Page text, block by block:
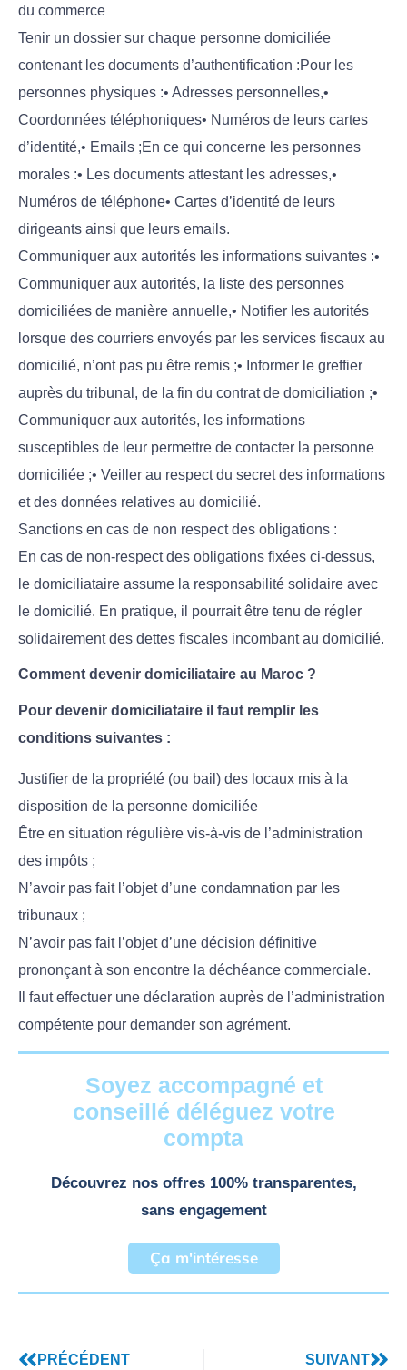
du commerce
Tenir un dossier sur chaque personne domiciliée
contenant les documents d’authentification :Pour les
personnes physiques :• Adresses personnelles,•
Coordonnées téléphoniques• Numéros de leurs cartes
d’identité,• Emails ;En ce qui concerne les personnes
morales :• Les documents attestant les adresses,•
Numéros de téléphone• Cartes d’identité de leurs
dirigeants ainsi que leurs emails.
Communiquer aux autorités les informations suivantes :•
Communiquer aux autorités, la liste des personnes
domiciliées de manière annuelle,• Notifier les autorités
lorsque des courriers envoyés par les services fiscaux au
domicilié, n’ont pas pu être remis ;• Informer le greffier
auprès du tribunal, de la fin du contrat de domiciliation ;•
Communiquer aux autorités, les informations
susceptibles de leur permettre de contacter la personne
domiciliée ;• Veiller au respect du secret des informations
et des données relatives au domicilié.
Sanctions en cas de non respect des obligations :
En cas de non-respect des obligations fixées ci-dessus,
le domiciliataire assume la responsabilité solidaire avec
le domicilié. En pratique, il pourrait être tenu de régler
solidairement des dettes fiscales incombant au domicilié.
Comment devenir domiciliataire au Maroc ?
Pour devenir domiciliataire il faut remplir les
conditions suivantes :
Justifier de la propriété (ou bail) des locaux mis à la
disposition de la personne domiciliée
Être en situation régulière vis-à-vis de l’administration
des impôts ;
N’avoir pas fait l’objet d’une condamnation par les
tribunaux ;
N’avoir pas fait l’objet d’une décision définitive
prononçant à son encontre la déchéance commerciale.
Il faut effectuer une déclaration auprès de l’administration
compétente pour demander son agrément.
Soyez accompagné et
conseillé déléguez votre
compta
Découvrez nos offres 100% transparentes,
sans engagement
Ça m'intéresse
PRÉCÉDENT SUIVANT